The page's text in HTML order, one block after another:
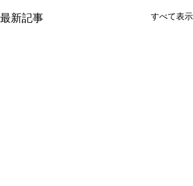
最新記事 すべて表示